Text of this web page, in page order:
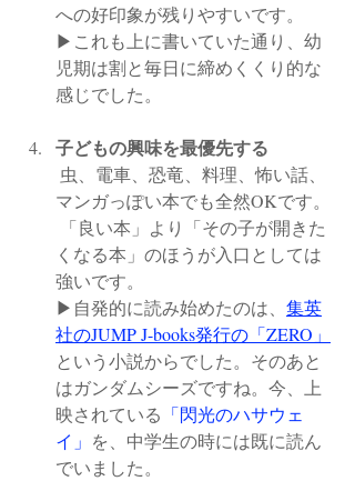
への好印象が残りやすいです。
▶︎これも上に書いていた通り、幼
児期は割と毎日に締めくくり的な
感じでした。
子どもの興味を最優先する
マンガっぽい本でも全然OKです。
くなる本」のほうが入口としては
強いです。
▶︎自発的に読み始めたのは、 集英
社のJUMP J-books発行の「ZERO」
という小説からでした。そのあと
はガンダムシーズですね。今、上
映されている 「閃光のハサウェ
イ」 を、中学生の時には既に読ん
でいました。